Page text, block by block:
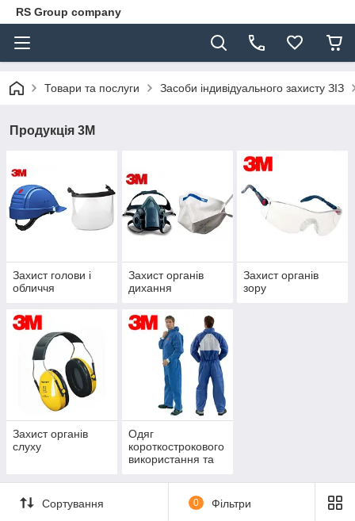
RS Group company
Товари та послуги Засоби індивідуального захисту ЗІЗ
Продукція 3М
Захист голови і
обличчя
Захист органів
дихання
Захист органів
зору
Захист органів
слуху
Одяг
короткострокового
використання та
Сортування 0 Фільтри